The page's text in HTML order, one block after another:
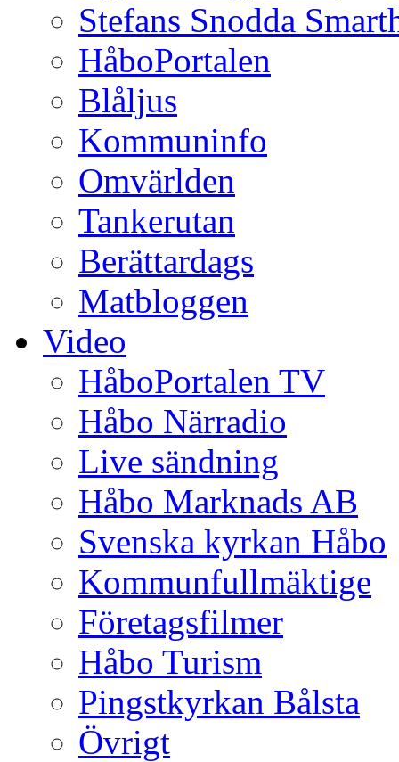
Stefans Snodda
HåboPortalen
Blåljus
Kommuninfo
Omvärlden
Tankerutan
Berättardags
Matbloggen
Video
HåboPortalen TV
Håbo Närradio
Live sändning
Håbo Marknads AB
Svenska kyrkan Håbo
Kommunfullmäktige
Företagsfilmer
Håbo Turism
Pingstkyrkan Bålsta
Övrigt